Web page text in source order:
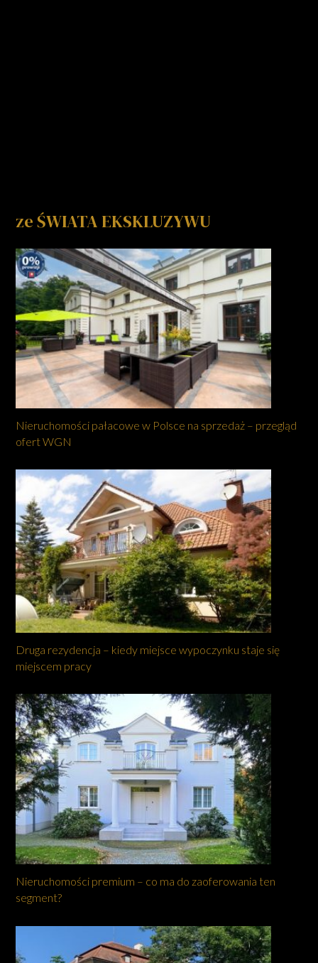
ze ŚWIATA EKSKLUZYWU
Nieruchomości pałacowe w Polsce na sprzedaż – przegląd
ofert WGN
Druga rezydencja – kiedy miejsce wypoczynku staje się
miejscem pracy
Nieruchomości premium – co ma do zaoferowania ten
segment?